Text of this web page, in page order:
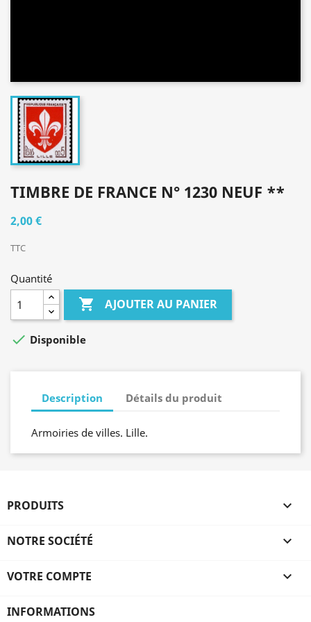
TIMBRE DE FRANCE N° 1230 NEUF **
2,00 €
TTC
Quantité
 AJOUTER AU PANIER
 Disponible
Description Détails du produit
Armoiries de villes. Lille.
PRODUITS 
NOTRE SOCIÉTÉ 
VOTRE COMPTE 
INFORMATIONS